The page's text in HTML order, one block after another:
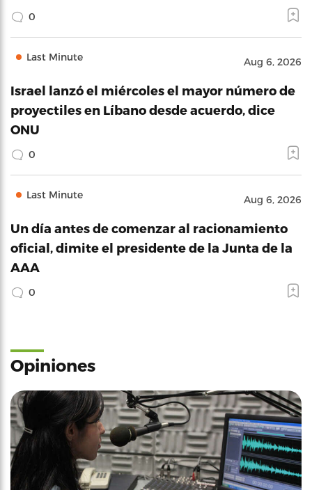
0
Last Minute Aug 6, 2026
Israel lanzó el miércoles el mayor número de
proyectiles en Líbano desde acuerdo, dice
ONU
0
Last Minute Aug 6, 2026
Un día antes de comenzar al racionamiento
oficial, dimite el presidente de la Junta de la
AAA
0
Opiniones